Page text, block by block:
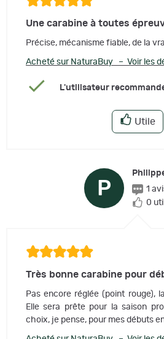
Une carabine à toutes
Précise, mécanisme fiable, de la
Acheté sur NaturaBuy – Voir les
L'utilisateur
Utile
P
1
0
Très bonne carabine pour
Pas encore réglée (point rouge),
Elle sera prête pour la saison
choix, je pense, pour mes débuts